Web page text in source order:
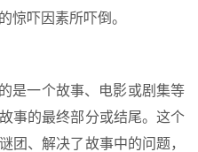
惊吓因素所吓倒。
是一个故事、电影或剧集等
事的最终部分或结尾。这个
团、解决了故事中的问题，